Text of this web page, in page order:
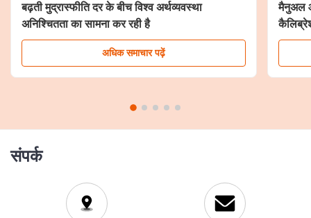
बढ़ती मुद्रास्फीति दर के बीच विश्व अर्थव्यवस्था
अनिश्चितता का सामना कर रही है
अधिक समाचार पढ़ें
मैनुअल
संपर्क